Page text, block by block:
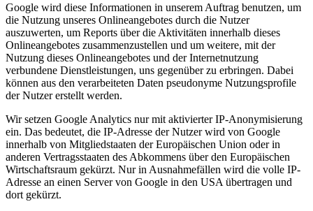
Google wird diese Informationen in unserem Auftrag benutzen, um
die Nutzung unseres Onlineangebotes durch die Nutzer
auszuwerten, um Reports über die Aktivitäten innerhalb dieses
Onlineangebotes zusammenzustellen und um weitere, mit der
Nutzung dieses Onlineangebotes und der Internetnutzung
verbundene Dienstleistungen, uns gegenüber zu erbringen. Dabei
können aus den verarbeiteten Daten pseudonyme Nutzungsprofile
der Nutzer erstellt werden.
Wir setzen Google Analytics nur mit aktivierter IP-Anonymisierung
ein. Das bedeutet, die IP-Adresse der Nutzer wird von Google
innerhalb von Mitgliedstaaten der Europäischen Union oder in
anderen Vertragsstaaten des Abkommens über den Europäischen
Wirtschaftsraum gekürzt. Nur in Ausnahmefällen wird die volle IP-
Adresse an einen Server von Google in den USA übertragen und
dort gekürzt.